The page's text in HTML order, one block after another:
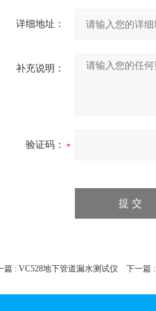
详细地址：
补充说明：
验证码：
篇 : VC528地下管道漏水测试仪 下一篇 :